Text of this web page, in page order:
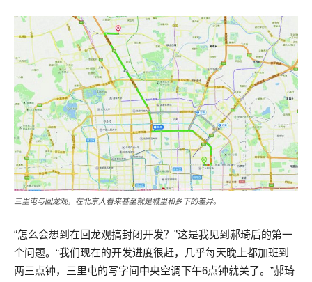
三里屯与回龙观，在北京人看来甚至就是城里和乡下的差异。
“怎么会想到在回龙观搞封闭开发？”这是我见到郝琦后的第一
个问题。“我们现在的开发进度很赶，几乎每天晚上都加班到
两三点钟，三里屯的写字间中央空调下午6点钟就关了。”郝琦